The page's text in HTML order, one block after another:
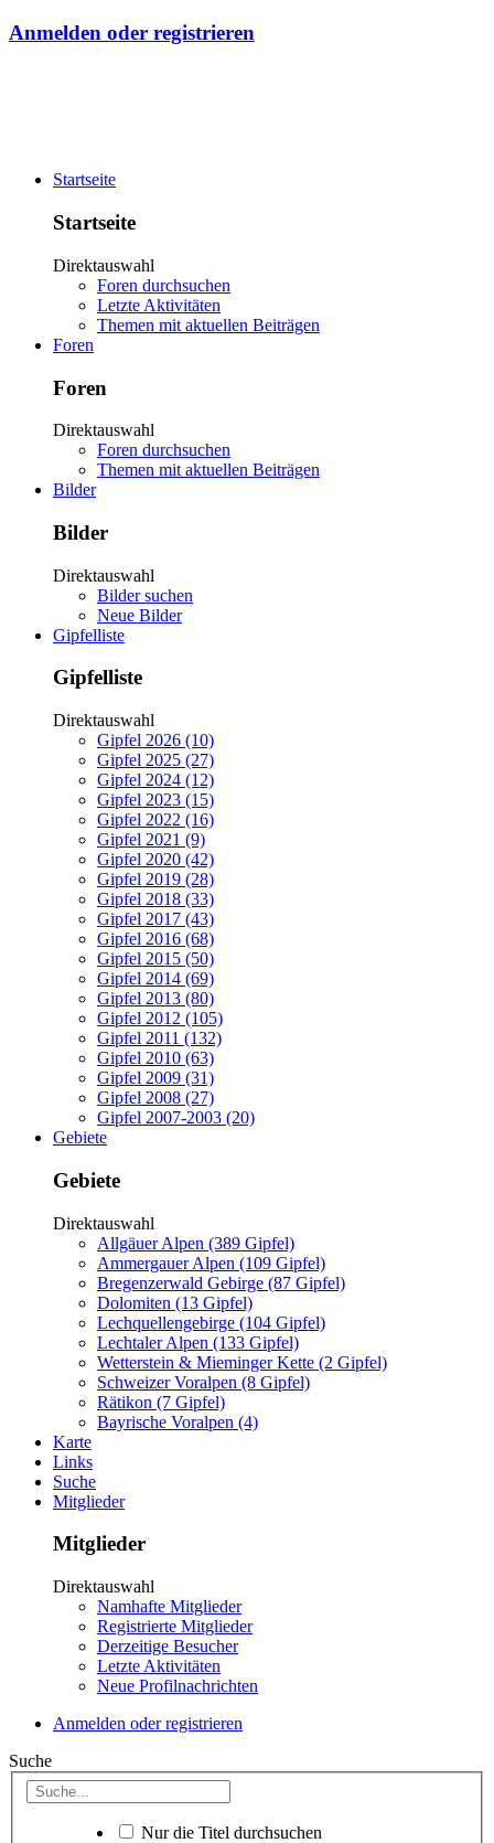
Anmelden oder registrieren
Startseite
Startseite
Direktauswahl
Foren durchsuchen
Letzte Aktivitäten
Themen mit aktuellen Beiträgen
Foren
Foren
Direktauswahl
Foren durchsuchen
Themen mit aktuellen Beiträgen
Bilder
Bilder
Direktauswahl
Bilder suchen
Neue Bilder
Gipfelliste
Gipfelliste
Direktauswahl
Gipfel 2026 (10)
Gipfel 2025 (27)
Gipfel 2024 (12)
Gipfel 2023 (15)
Gipfel 2022 (16)
Gipfel 2021 (9)
Gipfel 2020 (42)
Gipfel 2019 (28)
Gipfel 2018 (33)
Gipfel 2017 (43)
Gipfel 2016 (68)
Gipfel 2015 (50)
Gipfel 2014 (69)
Gipfel 2013 (80)
Gipfel 2012 (105)
Gipfel 2011 (132)
Gipfel 2010 (63)
Gipfel 2009 (31)
Gipfel 2008 (27)
Gipfel 2007-2003 (20)
Gebiete
Gebiete
Direktauswahl
Allgäuer Alpen (389 Gipfel)
Ammergauer Alpen (109 Gipfel)
Bregenzerwald Gebirge (87 Gipfel)
Dolomiten (13 Gipfel)
Lechquellengebirge (104 Gipfel)
Lechtaler Alpen (133 Gipfel)
Wetterstein & Mieminger Kette (2 Gipfel)
Schweizer Voralpen (8 Gipfel)
Rätikon (7 Gipfel)
Bayrische Voralpen (4)
Karte
Links
Suche
Mitglieder
Mitglieder
Direktauswahl
Namhafte Mitglieder
Registrierte Mitglieder
Derzeitige Besucher
Letzte Aktivitäten
Neue Profilnachrichten
Anmelden oder registrieren
Suche
Nur die Titel durchsuchen